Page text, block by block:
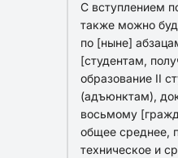
С вступлением
также можно
по [ныне]
[студентам,
образование II
(адъюнктам),
восьмому
общее среднее,
техническое и